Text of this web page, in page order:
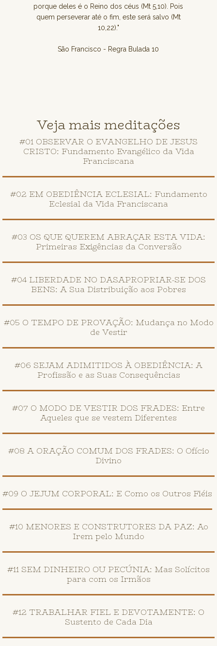
porque deles é o Reino dos céus (Mt 5,10). Pois
quem perseverar até o fim, este será salvo (Mt
10,22)."
São Francisco - Regra Bulada 10
Veja mais meditações
#01 OBSERVAR O EVANGELHO DE JESUS
CRISTO: Fundamento Evangélico da Vida
Franciscana
#02 EM OBEDIÊNCIA ECLESIAL: Fundamento
Eclesial da Vida Franciscana
#03 OS QUE QUEREM ABRAÇAR ESTA VIDA:
Primeiras Exigências da Conversão
#04 LIBERDADE NO DASAPROPRIAR-SE DOS
BENS: A Sua Distribuição aos Pobres
#05 O TEMPO DE PROVAÇÃO: Mudança no Modo
de Vestir
#06 SEJAM ADIMITIDOS À OBEDIÊNCIA: A
Profissão e as Suas Consequências
#07 O MODO DE VESTIR DOS FRADES: Entre
Aqueles que se vestem Diferentes
#08 A ORAÇÃO COMUM DOS FRADES: O Ofício
Divino
#09 O JEJUM CORPORAL: E Como os Outros Fiéis
#10 MENORES E CONSTRUTORES DA PAZ: Ao
Irem pelo Mundo
#11 SEM DINHEIRO OU PECÚNIA: Mas Solícitos
para com os Irmãos
#12 TRABALHAR FIEL E DEVOTAMENTE: O
Sustento de Cada Dia